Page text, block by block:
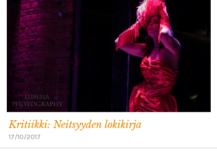
YHTEYSTIEDOT
Kritiikki: Neitsyyden lokikirja
17/10/2017